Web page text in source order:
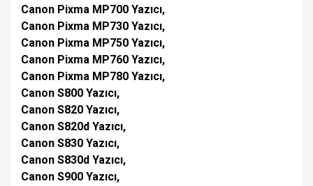
Canon Pixma MP700 Yazıcı,
Canon Pixma MP730 Yazıcı,
Canon Pixma MP750 Yazıcı,
Canon Pixma MP760 Yazıcı,
Canon Pixma MP780 Yazıcı,
Canon S800 Yazıcı,
Canon S820 Yazıcı,
Canon S820d Yazıcı,
Canon S830 Yazıcı,
Canon S830d Yazıcı,
Canon S900 Yazıcı,